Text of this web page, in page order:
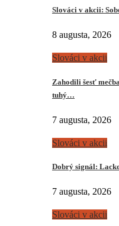
Slováci v akcii:
8 augusta, 2026
Slováci v akcii
Zahodili šesť
tuhý…
7 augusta, 2026
Slováci v akcii
Dobrý signál:
7 augusta, 2026
Slováci v akcii